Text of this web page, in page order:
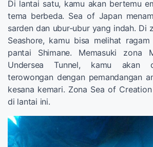
Di lantai satu, kamu akan bertemu
tema berbeda. Sea of Japan
sarden dan ubur-ubur yang indah. Di
Seashore, kamu bisa melihat
pantai Shimane. Memasuki zona
Undersea Tunnel, kamu akan
terowongan dengan pemandangan
kesana kemari. Zona Sea of
di lantai ini.